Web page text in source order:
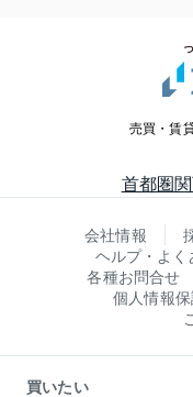
売買・賃
首都圏
会社情報
ヘルプ・よく
各種お問合せ
個人情報
買いたい